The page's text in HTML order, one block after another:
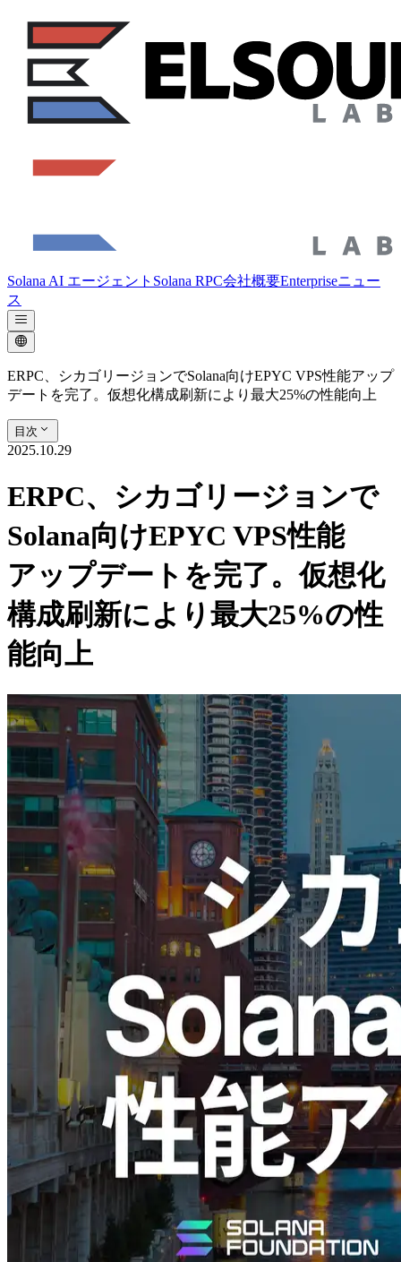
Solana AI エージェント Solana RPC会社概要Enterpriseニュー
ス
ERPC、シカゴリージョンでSolana向けEPYC VPS性能アップ
デートを完了。仮想化構成刷新により最大25%の性能向上
目次
2025.10.29
ERPC、シカゴリージョンで
Solana向けEPYC VPS性能
アップデートを完了。仮想化
構成刷新により最大25%の性
能向上
ELSOUL LABO B.V.（本社：オランダ・アムステルダム、代
表取締役CEO：川崎文武）と Validators DAO が運営する
ERPC は、シカゴリージョンにおける Solana 向け VPS 製品
群の性能アップデートを完了したことを発表しました。
今回の施策では、CPU・メモリ・ストレージの各層を最適化
し、キャッシュ効率、メモリアクセス、ストレージI/O帯域
を総合的に改善しました。これにより、キャッシュを多く活
用するSolana系ワークロードで特に効果を発揮し、平均10〜
25%の性能向上が確認されています。
北米中枢シカゴの戦略的位置とアップ
デートの意義
シカゴは米国中西部に位置し、東海岸・西海岸の双方に均等
な距離でアクセスできる通信ハブです。ERPC はこの特性を
活かし、北米全域の RPC・gRPC・Shredstream 通信を効率的
に中継・分散する中核リージョンとして機能しています。
今回のアップデートでは、リソース配置と処理経路の最適化